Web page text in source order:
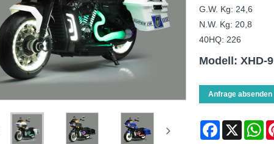
G.W. Kg: 24,6
N.W. Kg: 20,8
40HQ: 226
Modell: XHD-
Anfrage absenden
Facebook
X